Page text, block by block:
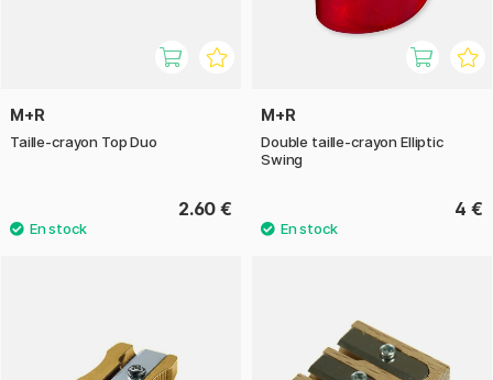
M+R
Taille-crayon Top Duo
2.60 €
M+R
Double taille-crayon Elliptic
Swing
4 €